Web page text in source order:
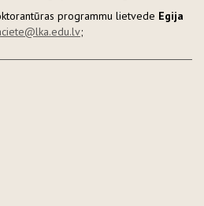
programmu lietvede Egija
;